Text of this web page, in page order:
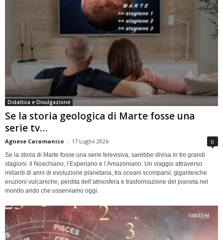
Didattica e Divulgazione
Se la storia geologica di Marte fosse una
serie tv…
Agnese Caramanico - 17 Luglio 2026 0
Se la storia di Marte fosse una serie televisiva, sarebbe divisa in tre grandi
stagioni: il Noachiano, l’Esperiano e l’Amazoniano. Un viaggio attraverso
miliardi di anni di evoluzione planetaria, tra oceani scomparsi, gigantesche
eruzioni vulcaniche, perdita dell’atmosfera e trasformazione del pianeta nel
mondo arido che osserviamo oggi.